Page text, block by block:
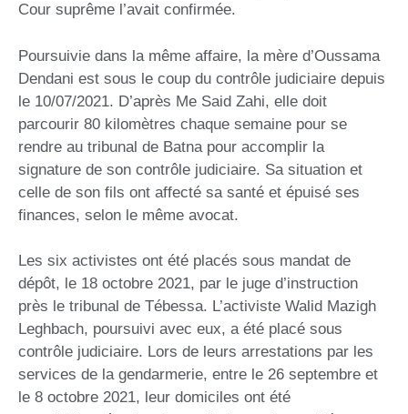
Cour suprême l’avait confirmée.
Poursuivie dans la même affaire, la mère d’Oussama
Dendani est sous le coup du contrôle judiciaire depuis
le 10/07/2021. D’après Me Said Zahi, elle doit
parcourir 80 kilomètres chaque semaine pour se
rendre au tribunal de Batna pour accomplir la
signature de son contrôle judiciaire. Sa situation et
celle de son fils ont affecté sa santé et épuisé ses
finances, selon le même avocat.
Les six activistes ont été placés sous mandat de
dépôt, le 18 octobre 2021, par le juge d’instruction
près le tribunal de Tébessa. L’activiste Walid Mazigh
Leghbach, poursuivi avec eux, a été placé sous
contrôle judiciaire. Lors de leurs arrestations par les
services de la gendarmerie, entre le 26 septembre et
le 8 octobre 2021, leur domiciles ont été